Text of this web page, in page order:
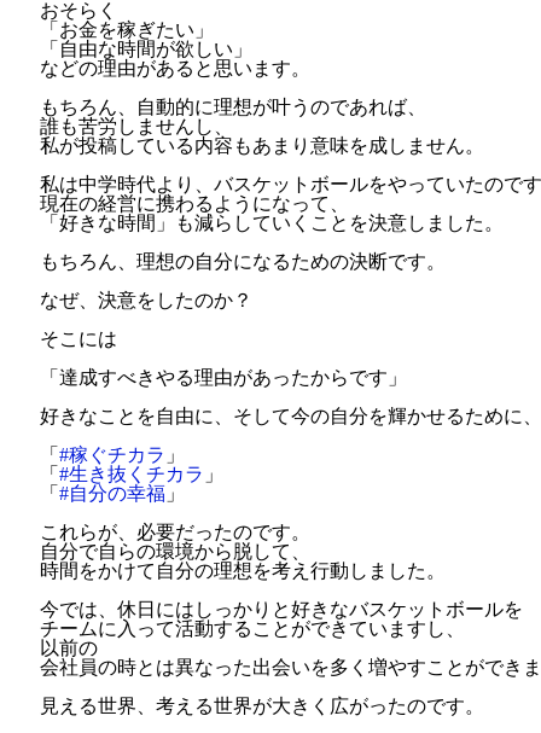
おそらく
「お金を稼ぎたい」
「自由な時間が欲しい」
などの理由があると思います。
もちろん、自動的に理想が叶うのであれば、
誰も苦労しませんし、
私が投稿している内容もあまり意味を成しません。
私は中学時代より、バスケットボールをやっていたのです
現在の経営に携わるようになって、
「好きな時間」も減らしていくことを決意しました。
もちろん、理想の自分になるための決断です。
なぜ、決意をしたのか？
そこには
「達成すべきやる理由があったからです」
好きなことを自由に、そして今の自分を輝かせるために、
「 #稼ぐチカラ 」
「 #生き抜くチカラ 」
「 #自分の幸福 」
これらが、必要だったのです。
自分で自らの環境から脱して、
時間をかけて自分の理想を考え行動しました。
今では、休日にはしっかりと好きなバスケットボールを
チームに入って活動することができていますし、
以前の
会社員の時とは異なった出会いを多く増やすことができま
見える世界、考える世界が大きく広がったのです。